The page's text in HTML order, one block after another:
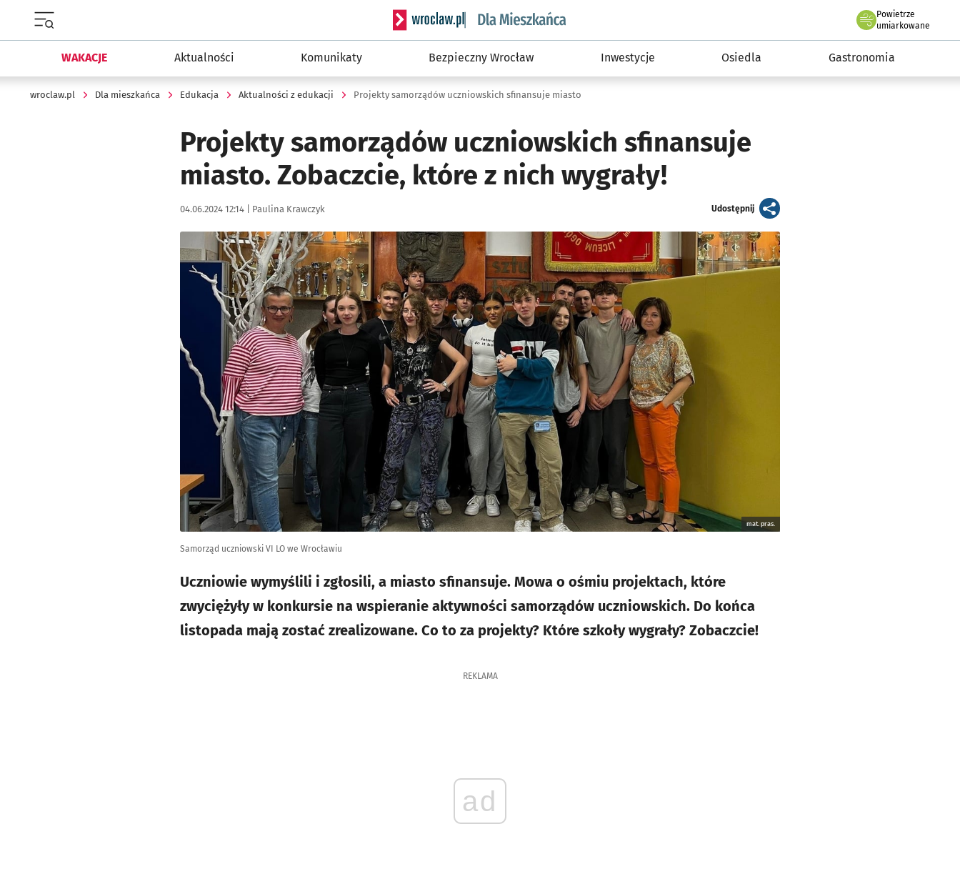
Serwis informacyjny wroclaw.pl podserwis: Dla mieszkańca
Powietrze
we Wrocławiu
umiarkowane
WAKACJE Aktualności Komunikaty Bezpieczny Wrocław Inwestycje Osiedla Gastronomia
wroclaw.pl Dla mieszkańca Edukacja Aktualności z edukacji Projekty samorządów uczniowskich sfinansuje miasto
Projekty samorządów uczniowskich sfinansuje
miasto. Zobaczcie, które z nich wygrały!
Data publikacji:
04.06.2024 12:14 | Autor:
Paulina Krawczyk Udostępnijartykuł
Kliknij, aby powiększyć
mat. pras.
Samorząd uczniowski VI LO we Wrocławiu
Uczniowie wymyślili i zgłosili, a miasto sfinansuje. Mowa o ośmiu projektach, które
zwyciężyły w konkursie na wspieranie aktywności samorządów uczniowskich. Do końca
listopada mają zostać zrealizowane. Co to za projekty? Które szkoły wygrały? Zobaczcie!
REKLAMA
ad